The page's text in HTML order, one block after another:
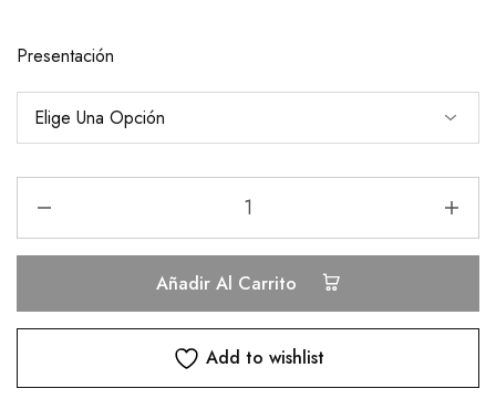
Presentación
Añadir Al Carrito
Add to wishlist